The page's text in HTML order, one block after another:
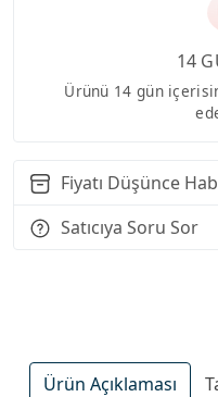
14
Ürünü 14 gün
Fiyatı Düşünce
Satıcıya Soru Sor
Ürün Açıklaması